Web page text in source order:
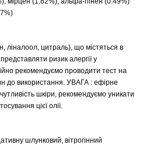
ліналоол, цитраль), що містяться в
ризик алергії у
рекомендуємо проводити тест на
до використання. УВАГА : ефірне
шкіри, рекомендуємо уникати
цієї олії.
шлунковий, вітрогінний